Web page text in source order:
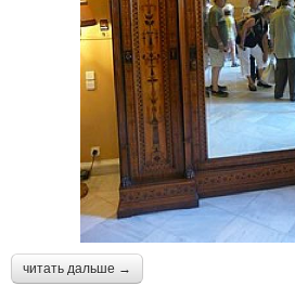
читать дальше →